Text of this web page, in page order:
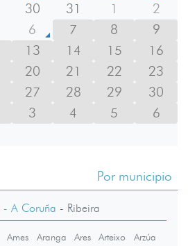
30 31 1
2
6 7 8
9
13 14 15
16
20 21 22
23
27 28 29
30
3 4 5 6
Por municipio
- A Coruña - Ribeira
Ames Aranga Ares Arteixo
Arzúa